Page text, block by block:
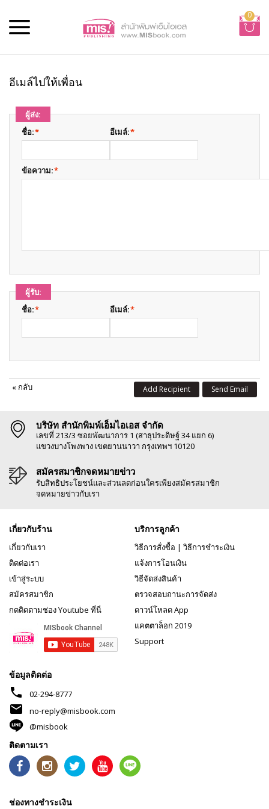
0
อีเมล์ไปให้เพื่อน
ผู้ส่ง:
*
ชื่อ: *
อีเมล์:
*
ข้อความ:
ผู้รับ:
*
ชื่อ: *
อีเมล์:
« กลับ Send Email
Add Recipient
บริษัท สำนักพิมพ์เอ็มไอเอส จำกัด
เลขที่ 213/3 ซอยพัฒนาการ 1 (สาธุประดิษฐ์ 34 แยก 6)
แขวงบางโพงพาง เขตยานนาวา กรุงเทพฯ 10120
สมัครสมาชิกจดหมายข่าว
รับสิทธิประโยชน์และส่วนลดก่อนใครเพียงสมัครสมาชิก
จดหมายข่าวกับเรา
เกี่ยวกับร้าน
เกี่ยวกับเรา
ติดต่อเรา
เข้าสู่ระบบ
สมัครสมาชิก
กดติดตามช่อง Youtube ที่นี่
บริการลูกค้า
วิธีการสั่งซื้อ | วิธีการชำระเงิน
แจ้งการโอนเงิน
วิธีจัดส่งสินค้า
ตรวจสอบถานะการจัดส่ง
ดาวน์โหลด App
แคตตาล็อก 2019
Support
ข้อมูลติดต่อ
phone 02-294-8777
mail
no-reply@misbook.com
@misbook
ติดตามเรา
ช่องทางชำระเงิน